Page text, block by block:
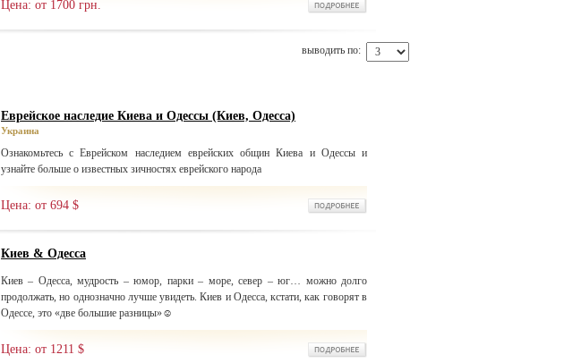
Цена: от 1700 грн.
выводить по:
Еврейское наследие Киева и Одессы (Киев, Одесса)
Украина
Ознакомьтесь с Еврейском наследием еврейских общин Киева и Одессы и
узнайте больше о известных зичностях еврейского народа
Цена: от 694 $
Киев & Одесса
Киев – Одесса, мудрость – юмор, парки – море, север – юг… можно долго
продолжать, но однозначно лучше увидеть. Киев и Одесса, кстати, как говорят в
Одессе, это «две большие разницы»☺
Цена: от 1211 $